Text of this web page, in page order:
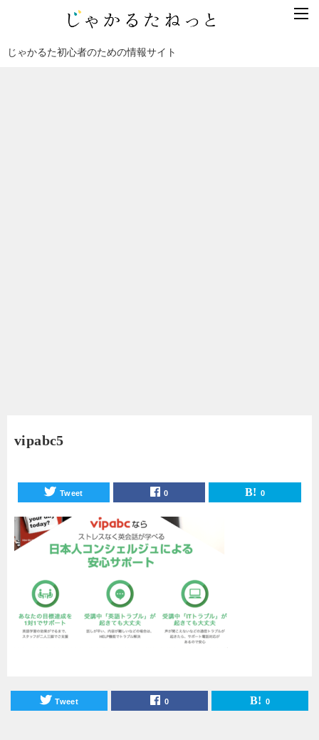
じゃかるた初心者のための情報サイト
vipabc5
Tweet 0 0
Tweet 0 0